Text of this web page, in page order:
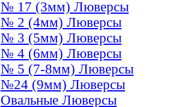
№ 17 (3мм) Люверсы
№ 2 (4мм) Люверсы
№ 3 (5мм) Люверсы
№ 4 (6мм) Люверсы
№ 5 (7-8мм) Люверсы
№24 (9мм) Люверсы
Овальные Люверсы